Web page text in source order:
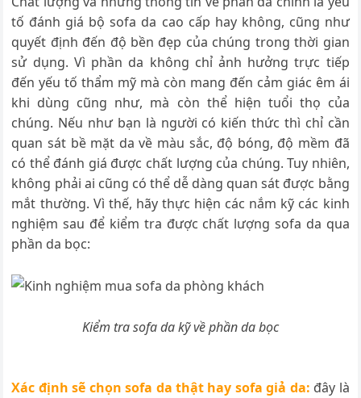
tố đánh giá bộ sofa da cao cấp hay không, cũng như
quyết định đến độ bền đẹp của chúng trong thời gian
sử dụng. Vì phần da không chỉ ảnh hưởng trực tiếp
đến yếu tố thẩm mỹ mà còn mang đến cảm giác êm ái
khi dùng cũng như, mà còn thể hiện tuổi thọ của
chúng. Nếu như bạn là người có kiến thức thì chỉ cần
quan sát bề mặt da về màu sắc, độ bóng, độ mềm đã
có thể đánh giá được chất lượng của chúng. Tuy nhiên,
không phải ai cũng có thể dễ dàng quan sát được bằng
mắt thường. Vì thế, hãy thực hiện các nắm kỹ các kinh
nghiệm sau để kiểm tra được chất lượng sofa da qua
phần da bọc:
Kiểm tra sofa da kỹ về phần da bọc
Xác định sẽ chọn sofa da thật hay sofa giả da: đây là